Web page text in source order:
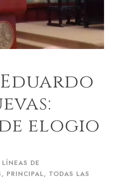
elogio
LÍNEAS DE
, PRINCIPAL, TODAS LAS